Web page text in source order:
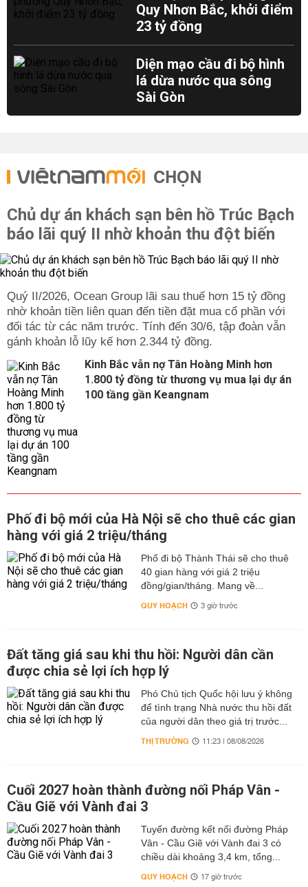
Quy Nhơn Bắc, khởi điểm
23 tỷ đồng
Diện mạo cầu đi bộ hình
lá dừa nước qua sông
Sài Gòn
CHỌN
Chủ dự án khách sạn bên hồ Trúc Bạch
báo lãi quý II nhờ khoản thu đột biến
Quý II/2026, Ocean Group lãi sau thuế hơn 15 tỷ đồng
nhờ khoản tiền liên quan đến tiền đặt mua cổ phần với
đối tác từ các năm trước. Tính đến 30/6, tập đoàn vẫn
gánh khoản lỗ lũy kế hơn 2.344 tỷ đồng.
Kinh Bắc vẫn nợ Tân Hoàng Minh hơn
1.800 tỷ đồng từ thương vụ mua lại dự án
100 tầng gần Keangnam
Phố đi bộ mới của Hà Nội sẽ cho thuê các gian
hàng với giá 2 triệu/tháng
Phố đi bộ Thành Thái sẽ cho thuê
40 gian hàng với giá 2 triệu
đồng/gian/tháng. Mang về...
QUY HOẠCH 3 giờ trước
Đất tăng giá sau khi thu hồi: Người dân cần
được chia sẻ lợi ích hợp lý
Phó Chủ tịch Quốc hội lưu ý không
để tình trạng Nhà nước thu hồi đất
của người dân theo giá trị trước...
THỊ TRƯỜNG 11:23 | 08/08/2026
Cuối 2027 hoàn thành đường nối Pháp Vân -
Cầu Giẽ với Vành đai 3
Tuyến đường kết nối đường Pháp
Vân - Cầu Giẽ với Vành đai 3 có
chiều dài khoảng 3,4 km, tổng...
QUY HOẠCH 17 giờ trước